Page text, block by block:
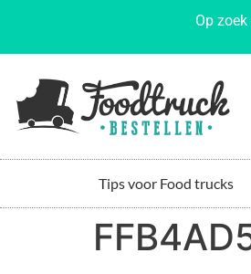
Op
Tips voor Food trucks